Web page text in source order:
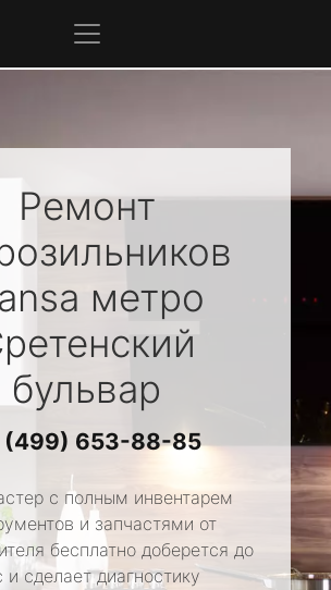
Ремонт
метро
бульвар
(499) 653-88-85
с полным инвентарем
и запчастями от
бесплатно доберется до
и сделает диагностику